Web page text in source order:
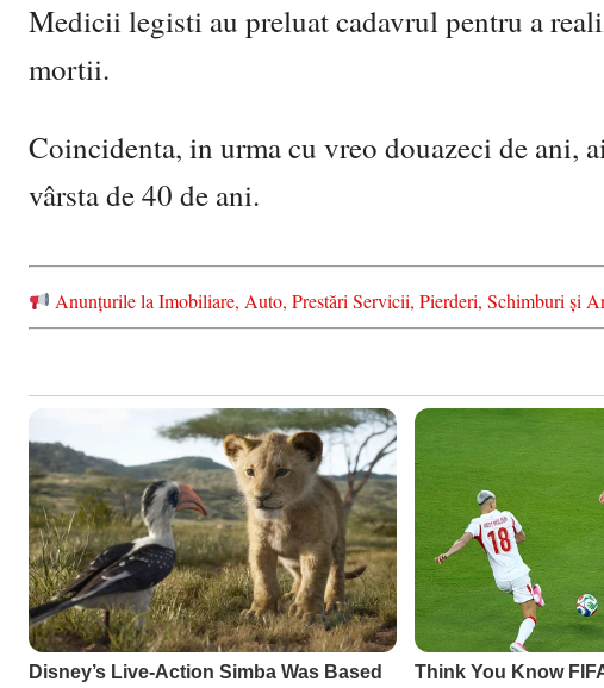
Medicii legisti au preluat cadavrul pentru a
mortii.
Coincidenta, in urma cu vreo douazeci de ani,
vârsta de 40 de ani.
Anunțurile la Imobiliare, Auto, Prestări Servicii, Pierderi, Schimburi și